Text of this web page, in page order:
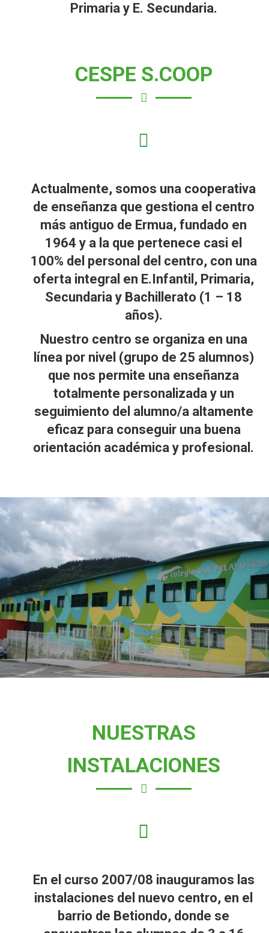
Primaria y E. Secundaria.
CESPE S.COOP
Actualmente, somos una cooperativa
de enseñanza que gestiona el centro
más antiguo de Ermua, fundado en
1964 y a la que pertenece casi el
100% del personal del centro, con una
oferta integral en E.Infantil, Primaria,
Secundaria y Bachillerato (1 – 18
años).
Nuestro centro se organiza en una
línea por nivel (grupo de 25 alumnos)
que nos permite una enseñanza
totalmente personalizada y un
seguimiento del alumno/a altamente
eficaz para conseguir una buena
orientación académica y profesional.
NUESTRAS
INSTALACIONES
En el curso 2007/08 inauguramos las
instalaciones del nuevo centro, en el
barrio de Betiondo, donde se